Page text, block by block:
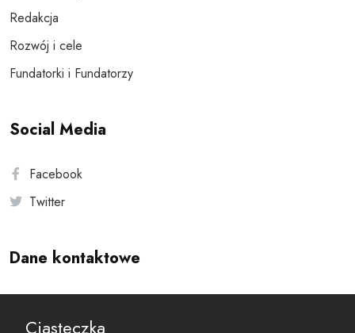
Redakcja
Rozwój i cele
Fundatorki i Fundatorzy
Social Media
Facebook
Twitter
Dane kontaktowe
Ciasteczka